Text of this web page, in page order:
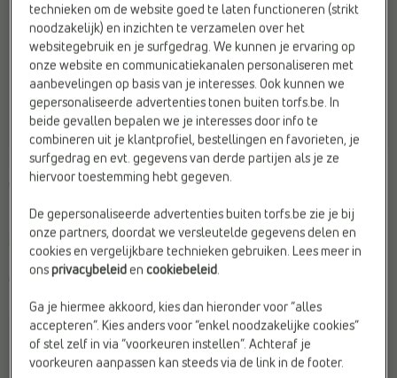
LAGE SNEAKERS
adidas
€ 55,99
Merk:adidas
Sluiting:Veter
LAGE SNEAKERS
adidas
€ 55,99
Sluiting:Veter
Web-Only:Nee
technieken om de website goed te laten functioneren (strikt
noodzakelijk) en inzichten te verzamelen over het
websitegebruik en je surfgedrag. We kunnen je ervaring op
onze website en communicatiekanalen personaliseren met
aanbevelingen op basis van je interesses. Ook kunnen we
gepersonaliseerde advertenties tonen buiten torfs.be. In
beide gevallen bepalen we je interesses door info te
combineren uit je klantprofiel, bestellingen en favorieten, je
surfgedrag en evt. gegevens van derde partijen als je ze
hiervoor toestemming hebt gegeven.
De gepersonaliseerde advertenties buiten torfs.be zie je bij
onze partners, doordat we versleutelde gegevens delen en
cookies en vergelijkbare technieken gebruiken. Lees meer in
onsprivacybeleidencookiebeleid.
Ga je hiermee akkoord, kies dan hieronder voor “alles
accepteren”. Kies anders voor “enkel noodzakelijke cookies”
of stel zelf in via “voorkeuren instellen”. Achteraf je
voorkeuren aanpassen kan steeds via de link in de footer.